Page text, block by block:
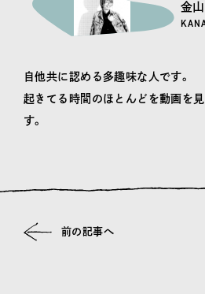
金
自他共に認める多趣味な人です。
起きてる時間のほとんどを動画を
す。
前の記事へ